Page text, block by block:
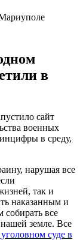
в
сайт
военных
в среду,
нарушая все
так и
наказанным и
собирать все
нашей земле. Все
суде в